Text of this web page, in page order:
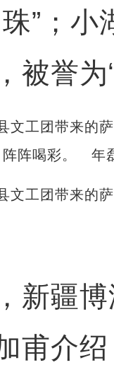
”；小
被誉为
文工团带来的
疆博
甫介